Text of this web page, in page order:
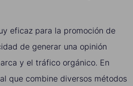
eficaz para la promoción de
de generar una opinión
y el tráfico orgánico. En
que combine diversos métodos